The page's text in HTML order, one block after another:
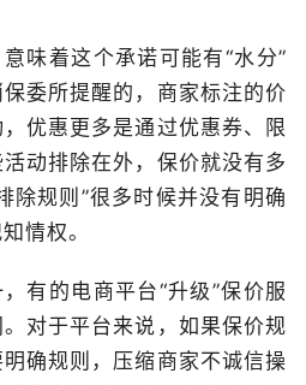
味着这个承诺可能有“水分”
委所提醒的，商家标注的价
优惠更多是通过优惠券、限
动排除在外，保价就没有多
除规则”很多时候并没有明确
情权。
有的电商平台“升级”保价服
对于平台来说，如果保价规
确规则，压缩商家不诚信操